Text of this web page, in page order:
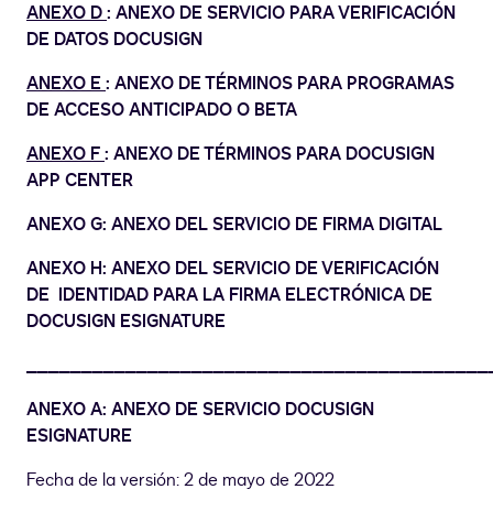
ANEXO D: ANEXO DE SERVICIO PARA VERIFICACIÓN
DE DATOS DOCUSIGN
ANEXO E: ANEXO DE TÉRMINOS PARA PROGRAMAS
DE ACCESO ANTICIPADO O BETA
ANEXO F: ANEXO DE TÉRMINOS PARA DOCUSIGN
APP CENTER
ANEXO G: ANEXO DEL SERVICIO DE FIRMA DIGITAL
ANEXO H: ANEXO DEL SERVICIO DE VERIFICACIÓN
DE IDENTIDAD PARA LA FIRMA ELECTRÓNICA DE
DOCUSIGN ESIGNATURE
ANEXO A: ANEXO DE SERVICIO DOCUSIGN
ESIGNATURE
Fecha de la versión: 2 de mayo de 2022